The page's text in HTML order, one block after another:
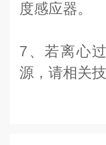
度感应器。
7、若离心
源，请相关